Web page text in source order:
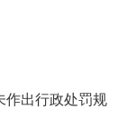
出行政处罚规